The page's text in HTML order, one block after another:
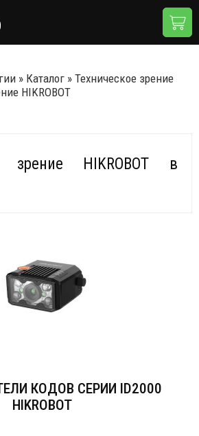
» Каталог » Техническое зрение
HIKROBOT
зрение HIKROBOT в
КОДОВ СЕРИИ ID2000
HIKROBOT